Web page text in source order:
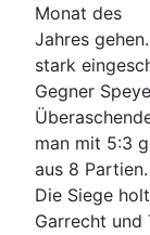
Monat des
Jahres
stark
Gegner
man mit 5:3
aus 8 Partien.
Die Siege
Garrecht und